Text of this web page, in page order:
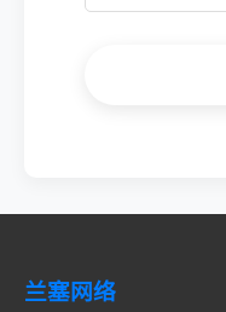
兰塞网络